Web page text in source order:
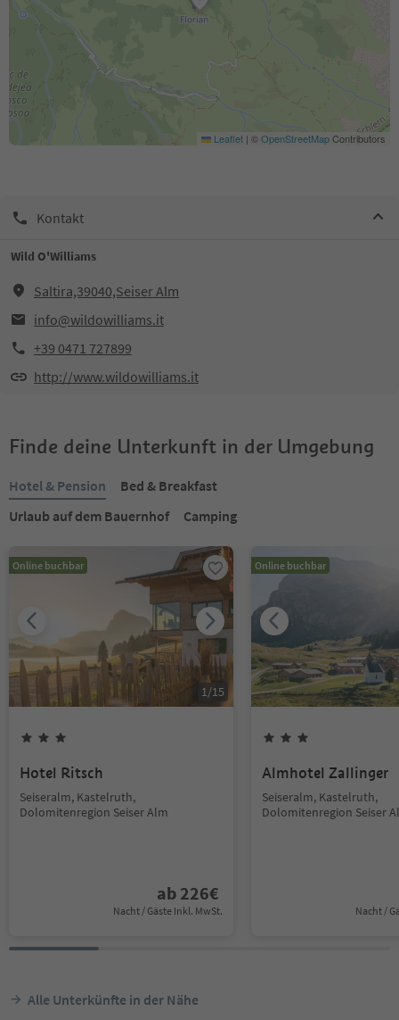
Leaflet | ©OpenStreetMapContributors
Kontakt
Wild O'Williams
Saltira,39040,Seiser Alm
info@wildowilliams.it
+39 0471 727899
http://www.wildowilliams.it
Finde deine Unterkunft in der Umgebung
Hotel & Pension
Bed & Breakfast
Urlaub auf dem Bauernhof
Camping
Online buchbar
1/15
Hotel Ritsch
Seiseralm, Kastelruth,
Dolomitenregion Seiser Alm
ab 226€
Nacht / Gäste Inkl. MwSt.
Online buchbar
Almhotel Zallinger
Seiseralm, Kastelruth,
Dolomitenregion Seiser
Nacht /
Alle Unterkünfte in der Nähe